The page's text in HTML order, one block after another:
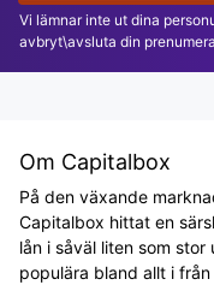
Vi lämnar inte ut dina
avbryt\avsluta din
Om Capitalbox
På den växande
Capitalbox hittat en
lån i såväl liten som
populära bland allt i